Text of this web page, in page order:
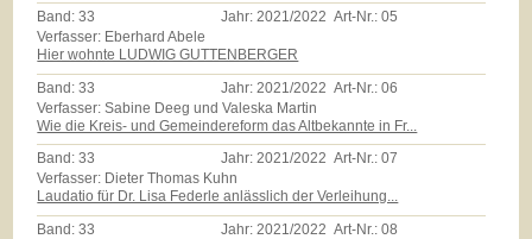
Band:33 Jahr:2021/2022 Art-Nr.:05
Verfasser: Eberhard Abele
Hier wohnte LUDWIG GUTTENBERGER
Band:33 Jahr: 2021/2022 Art-Nr.:06
Verfasser: Sabine Deeg und Valeska Martin
Wie die Kreis- und Gemeindereform das Altbekannte in Fr...
Band:33 Jahr:2021/2022 Art-Nr.:07
Verfasser: Dieter Thomas Kuhn
Laudatio für Dr. Lisa Federle anlässlich der Verleihung...
Band:33 Jahr: 2021/2022 Art-Nr.:08